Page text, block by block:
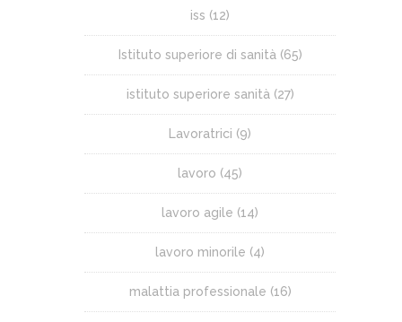
iss (12)
Istituto superiore di sanità (65)
istituto superiore sanità (27)
Lavoratrici (9)
lavoro (45)
lavoro agile (14)
lavoro minorile (4)
malattia professionale (16)